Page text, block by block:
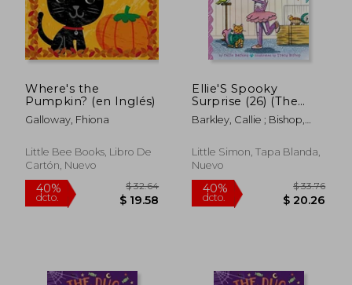
Where's the
Pumpkin? (en Inglés)
Galloway, Fhiona
Little Bee Books, Libro De
Cartón, Nuevo
Ellie'S Spooky
Surprise (26) (The
Critter Club) (en
Inglés)
Barkley, Callie ; Bishop,
Little Simon, Tapa Blanda,
Nuevo